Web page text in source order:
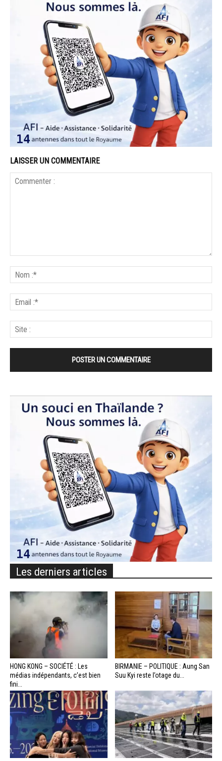
LAISSER UN COMMENTAIRE
Les derniers articles
HONG KONG – SOCIÉTÉ : Les
médias indépendants, c’est bien
fini...
BIRMANIE – POLITIQUE : Aung San
Suu Kyi reste l’otage du...